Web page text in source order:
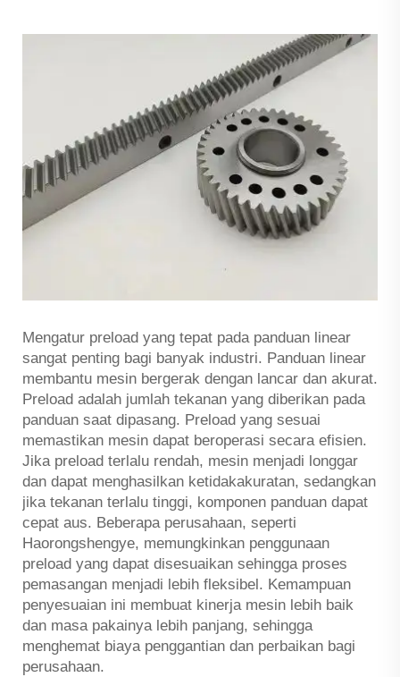
Mengatur preload yang tepat pada panduan linear
sangat penting bagi banyak industri. Panduan linear
membantu mesin bergerak dengan lancar dan akurat.
Preload adalah jumlah tekanan yang diberikan pada
panduan saat dipasang. Preload yang sesuai
memastikan mesin dapat beroperasi secara efisien.
Jika preload terlalu rendah, mesin menjadi longgar
dan dapat menghasilkan ketidakakuratan, sedangkan
jika tekanan terlalu tinggi, komponen panduan dapat
cepat aus. Beberapa perusahaan, seperti
Haorongshengye, memungkinkan penggunaan
preload yang dapat disesuaikan sehingga proses
pemasangan menjadi lebih fleksibel. Kemampuan
penyesuaian ini membuat kinerja mesin lebih baik
dan masa pakainya lebih panjang, sehingga
menghemat biaya penggantian dan perbaikan bagi
perusahaan.